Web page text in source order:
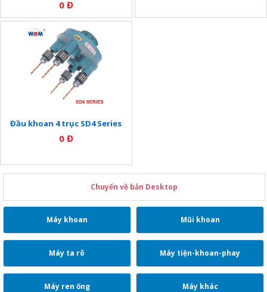
0 Đ
Đầu khoan 4 trục SD4 Series
0 Đ
Chuyển về bản Desktop
Máy khoan Mũi khoan
Máy ta rô Máy tiện-khoan-phay
Máy ren ống Máy khác